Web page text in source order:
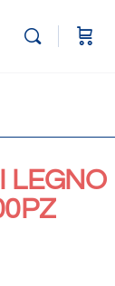
LEGNO